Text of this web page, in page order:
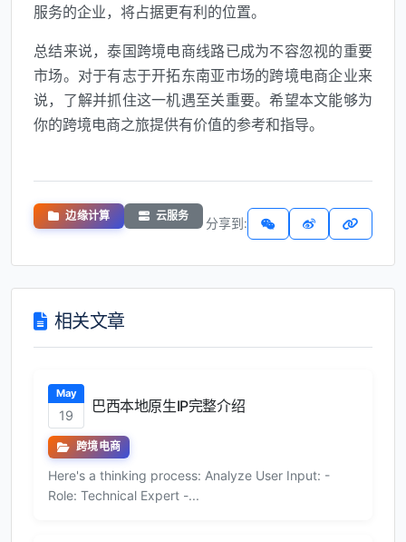
服务的企业，将占据更有利的位置。
总结来说，泰国跨境电商线路已成为不容忽视的重要
市场。对于有志于开拓东南亚市场的跨境电商企业来
说，了解并抓住这一机遇至关重要。希望本文能够为
你的跨境电商之旅提供有价值的参考和指导。
边缘计算 云服务 分享到:
相关文章
May
19
巴西本地原生IP完整介绍
跨境电商
Here's a thinking process: Analyze User Input: -
Role: Technical Expert -...